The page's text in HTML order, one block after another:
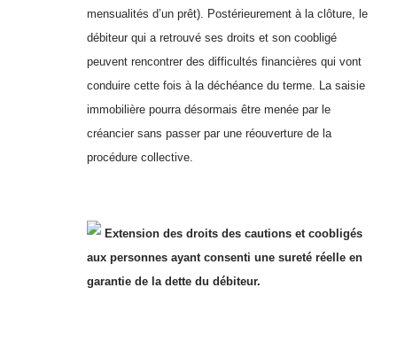
mensualités d’un prêt). Postérieurement à la clôture, le
débiteur qui a retrouvé ses droits et son coobligé
peuvent rencontrer des difficultés financières qui vont
conduire cette fois à la déchéance du terme. La saisie
immobilière pourra désormais être menée par le
créancier sans passer par une réouverture de la
procédure collective.
Extension des droits des cautions et coobligés
aux personnes ayant consenti une sureté réelle en
garantie de la dette du débiteur.